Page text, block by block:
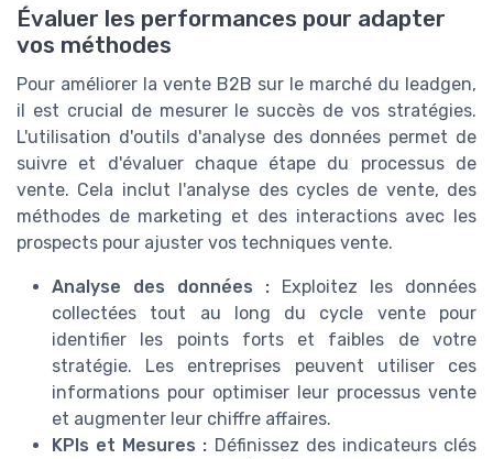
Évaluer les performances pour adapter
vos méthodes
Pour améliorer la vente B2B sur le marché du leadgen,
il est crucial de mesurer le succès de vos stratégies.
L'utilisation d'outils d'analyse des données permet de
suivre et d'évaluer chaque étape du processus de
vente. Cela inclut l'analyse des cycles de vente, des
méthodes de marketing et des interactions avec les
prospects pour ajuster vos techniques vente.
Analyse des données : Exploitez les données
collectées tout au long du cycle vente pour
identifier les points forts et faibles de votre
stratégie. Les entreprises peuvent utiliser ces
informations pour optimiser leur processus vente
et augmenter leur chiffre affaires.
KPIs et Mesures : Définissez des indicateurs clés